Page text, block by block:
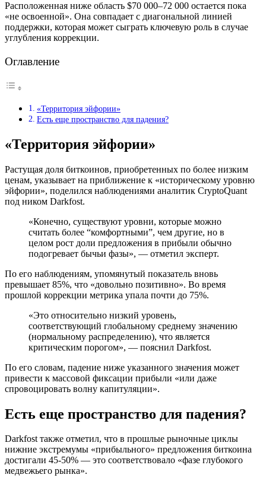
Расположенная ниже область $70 000–72 000 остается пока
«не освоенной». Она совпадает с диагональной линией
поддержки, которая может сыграть ключевую роль в случае
углубления коррекции.
Оглавление
«Территория эйфории»
Есть еще пространство для падения?
«Территория эйфории»
Растущая доля биткоинов, приобретенных по более низким
ценам, указывает на приближение к «историческому уровню
эйфории», поделился наблюдениями аналитик CryptoQuant
под ником Darkfost.
«Конечно, существуют уровни, которые можно
считать более “комфортными”, чем другие, но в
целом рост доли предложения в прибыли обычно
подогревает бычьи фазы», — отметил эксперт.
По его наблюдениям, упомянутый показатель вновь
превышает 85%, что «довольно позитивно». Во время
прошлой коррекции метрика упала почти до 75%.
«Это относительно низкий уровень,
соответствующий глобальному среднему значению
(нормальному распределению), что является
критическим порогом», — пояснил Darkfost.
По его словам, падение ниже указанного значения может
привести к массовой фиксации прибыли «или даже
спровоцировать волну капитуляции».
Есть еще пространство для падения?
Darkfost также отметил, что в прошлые рыночные циклы
нижние экстремумы «прибыльного» предложения биткоина
достигали 45-50% — это соответствовало «фазе глубокого
медвежьего рынка».